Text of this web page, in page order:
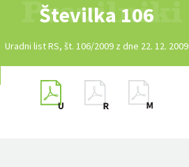
Številka 106
Uradni list RS, št. 106/2009 z dne 22. 12. 2009